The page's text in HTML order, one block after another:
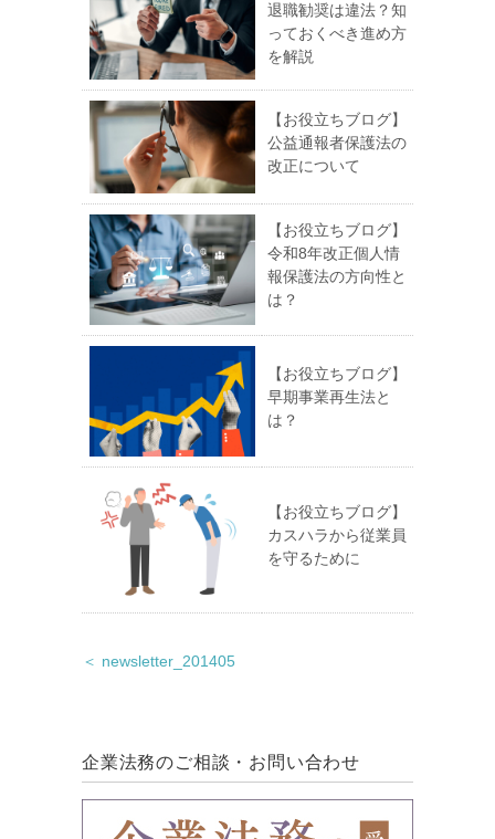
退職勧奨は違法？知
っておくべき進め方
を解説
【お役立ちブログ】
公益通報者保護法の
改正について
【お役立ちブログ】
令和8年改正個人情
報保護法の方向性と
は？
【お役立ちブログ】
早期事業再生法と
は？
【お役立ちブログ】
カスハラから従業員
を守るために
＜ newsletter_201405
企業法務のご相談・お問い合わせ